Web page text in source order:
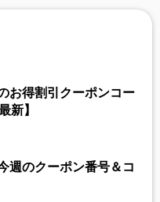
お得割引クーポンコー
新】
週のクーポン番号＆コ